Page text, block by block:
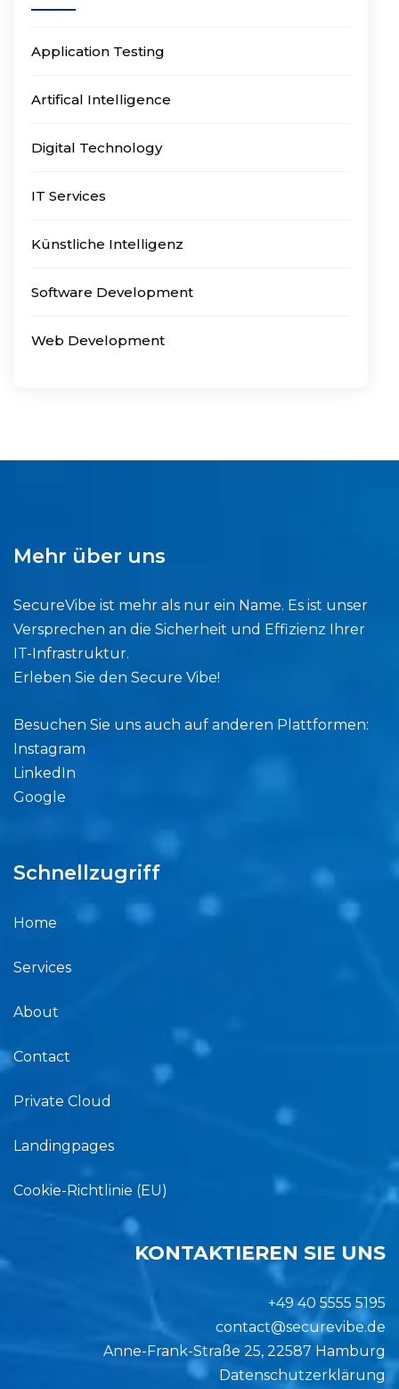
Application Testing
Artifical Intelligence
Digital Technology
IT Services
Künstliche Intelligenz
Software Development
Web Development
Mehr über uns
SecureVibe ist mehr als nur ein Name. Es ist unser
Versprechen an die Sicherheit und Effizienz Ihrer
IT-Infrastruktur.
Erleben Sie den Secure Vibe!
Besuchen Sie uns auch auf anderen Plattformen:
Instagram
LinkedIn
Google
Schnellzugriff
Home
Services
About
Contact
Private Cloud
Landingpages
Cookie-Richtlinie (EU)
KONTAKTIEREN SIE UNS
+49 40 5555 5195
contact@securevibe.de
Anne-Frank-Straße 25, 22587 Hamburg
Datenschutzerklärung